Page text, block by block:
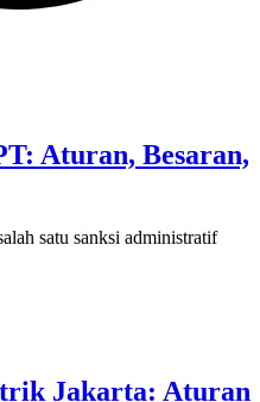
Aturan, Besaran,
satu sanksi administratif
Jakarta: Aturan